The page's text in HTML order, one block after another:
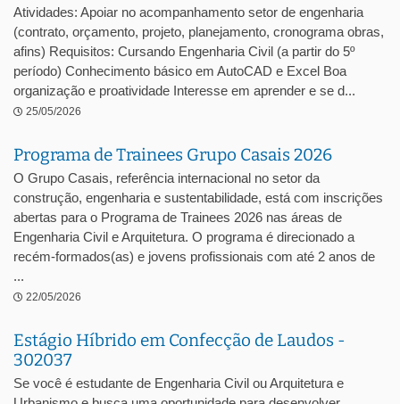
Atividades: Apoiar no acompanhamento setor de engenharia
(contrato, orçamento, projeto, planejamento, cronograma obras,
afins) Requisitos: Cursando Engenharia Civil (a partir do 5º
período) Conhecimento básico em AutoCAD e Excel Boa
organização e proatividade Interesse em aprender e se d...
25/05/2026
Programa de Trainees Grupo Casais 2026
O Grupo Casais, referência internacional no setor da
construção, engenharia e sustentabilidade, está com inscrições
abertas para o Programa de Trainees 2026 nas áreas de
Engenharia Civil e Arquitetura. O programa é direcionado a
recém-formados(as) e jovens profissionais com até 2 anos de
...
22/05/2026
Estágio Híbrido em Confecção de Laudos -
302037
Se você é estudante de Engenharia Civil ou Arquitetura e